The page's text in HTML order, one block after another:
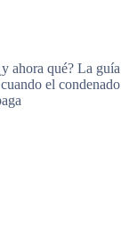
ahora qué? La guía
el condenado